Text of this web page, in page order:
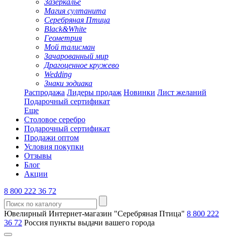
Зазеркалье
Магия султанита
Серебряная Птица
Black&White
Геометрия
Мой талисман
Зачарованный мир
Драгоценное кружево
Wedding
Знаки зодиака
Распродажа Лидеры продаж Новинки Лист желаний
Подарочный сертификат
Еще
Столовое серебро
Подарочный сертификат
Продажи оптом
Условия покупки
Отзывы
Блог
Акции
8 800 222 36 72
Ювелирный Интернет-магазин "Серебряная Птица" 8 800 222
36 72 Россия пункты выдачи вашего города